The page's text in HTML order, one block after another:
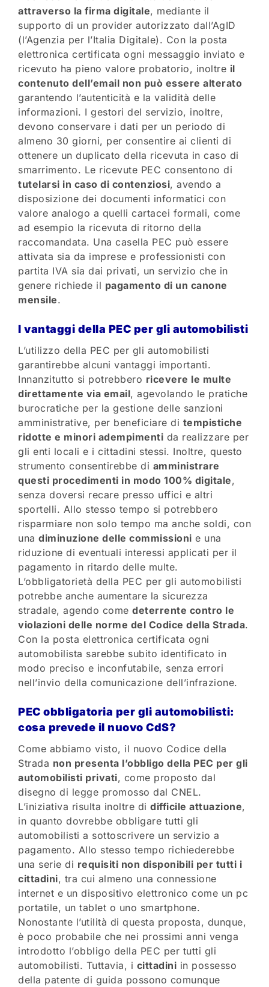
attraverso la firma digitale, mediante il
supporto di un provider autorizzato dall’AgID
(l’Agenzia per l’Italia Digitale). Con la posta
elettronica certificata ogni messaggio inviato e
ricevuto ha pieno valore probatorio, inoltre il
contenuto dell’email non può essere alterato
garantendo l’autenticità e la validità delle
informazioni. I gestori del servizio, inoltre,
devono conservare i dati per un periodo di
almeno 30 giorni, per consentire ai clienti di
ottenere un duplicato della ricevuta in caso di
smarrimento. Le ricevute PEC consentono di
tutelarsi in caso di contenziosi, avendo a
disposizione dei documenti informatici con
valore analogo a quelli cartacei formali, come
ad esempio la ricevuta di ritorno della
raccomandata. Una casella PEC può essere
attivata sia da imprese e professionisti con
partita IVA sia dai privati, un servizio che in
genere richiede il pagamento di un canone
mensile.
I vantaggi della PEC per gli automobilisti
L’utilizzo della PEC per gli automobilisti
garantirebbe alcuni vantaggi importanti.
Innanzitutto si potrebbero ricevere le multe
direttamente via email, agevolando le pratiche
burocratiche per la gestione delle sanzioni
amministrative, per beneficiare di tempistiche
ridotte e minori adempimenti da realizzare per
gli enti locali e i cittadini stessi. Inoltre, questo
strumento consentirebbe di amministrare
questi procedimenti in modo 100% digitale,
senza doversi recare presso uffici e altri
sportelli. Allo stesso tempo si potrebbero
risparmiare non solo tempo ma anche soldi, con
una diminuzione delle commissioni e una
riduzione di eventuali interessi applicati per il
pagamento in ritardo delle multe.
L’obbligatorietà della PEC per gli automobilisti
potrebbe anche aumentare la sicurezza
stradale, agendo come deterrente contro le
violazioni delle norme del Codice della Strada.
Con la posta elettronica certificata ogni
automobilista sarebbe subito identificato in
modo preciso e inconfutabile, senza errori
nell’invio della comunicazione dell’infrazione.
PEC obbligatoria per gli automobilisti:
cosa prevede il nuovo CdS?
Come abbiamo visto, il nuovo Codice della
Strada non presenta l’obbligo della PEC per gli
automobilisti privati, come proposto dal
disegno di legge promosso dal CNEL.
L’iniziativa risulta inoltre di difficile attuazione,
in quanto dovrebbe obbligare tutti gli
automobilisti a sottoscrivere un servizio a
pagamento. Allo stesso tempo richiederebbe
una serie di requisiti non disponibili per tutti i
cittadini, tra cui almeno una connessione
internet e un dispositivo elettronico come un pc
portatile, un tablet o uno smartphone.
Nonostante l’utilità di questa proposta, dunque,
è poco probabile che nei prossimi anni venga
introdotto l’obbligo della PEC per tutti gli
automobilisti. Tuttavia, i cittadini in possesso
della patente di guida possono comunque